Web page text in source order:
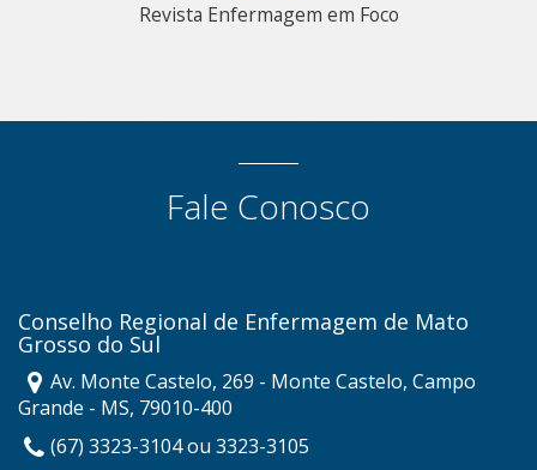
Revista Enfermagem em Foco
Fale Conosco
Conselho Regional de Enfermagem de Mato
Grosso do Sul
Av. Monte Castelo, 269 - Monte Castelo, Campo
Grande - MS, 79010-400
(67) 3323-3104 ou 3323-3105